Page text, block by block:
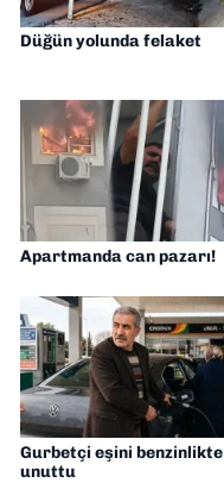
Düğün yolunda felaket
Apartmanda can pazarı!
Gurbetçi eşini benzinlikte
unuttu